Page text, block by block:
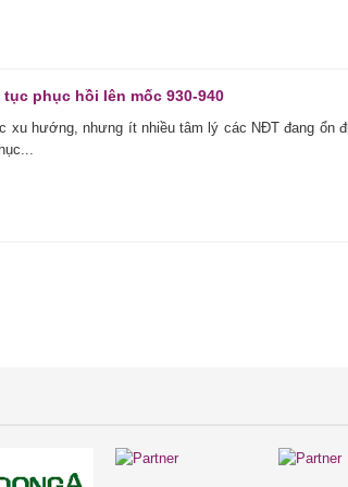
phục hồi lên mốc 930-940
xu hướng, nhưng ít nhiều tâm lý các NĐT đang ổn